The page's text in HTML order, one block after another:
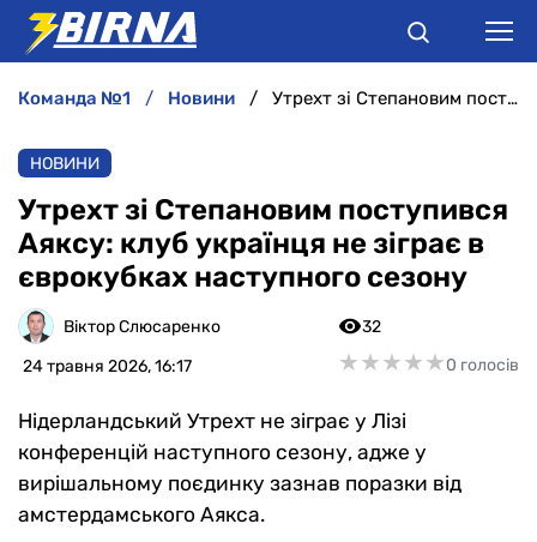
АНАЛІТИКА
ІНТЕРВ'Ю
РІЗНЕ
БУКМЕКЕРИ
команда №1 новини Утрехт зі Степановим поступився Аяксу: клуб українця не зіграє в єврокубках наступного сезону
НОВИНИ
Утрехт зі Степановим поступився
Аяксу: клуб українця не зіграє в
єврокубках наступного сезону
Віктор Слюсаренко
24 травня 2026, 16:17
32
★★★★★
★★★★★0 голосів
Нідерландський Утрехт не зіграє у Лізі
конференцій наступного сезону, адже у
вирішальному поєдинку зазнав поразки від
амстердамського Аякса.